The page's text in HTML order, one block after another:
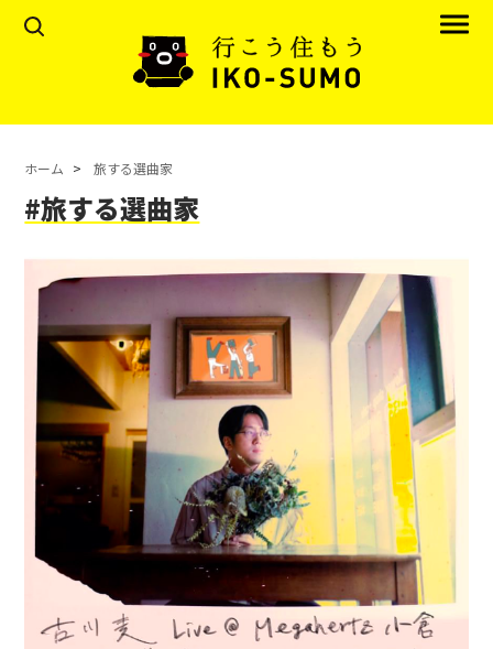
ホーム 旅する選曲家
#旅する選曲家